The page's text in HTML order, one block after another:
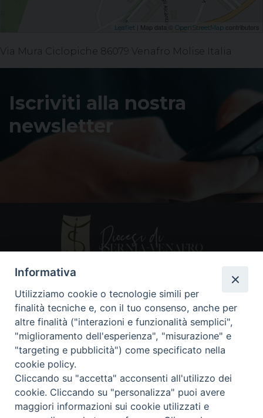
Leaflet | Map data © OpenStreetMap contributors
Via Mura Ciclopiche 86079 Venafro Molise Italia
Iscriviti alla nostra
newsletter
Contatti
Piazza Andrea D'Isernia, 2
86170 Isernia
086550849
segreteria@diocesiiserniavenafro.it
I nostri social
Informativa
Utilizziamo cookie o tecnologie simili per
finalità tecniche e, con il tuo consenso, anche per
altre finalità ("interazioni e funzionalità semplici",
"miglioramento dell'esperienza", "misurazione" e
"targeting e pubblicità") come specificato nella
cookie policy.
Cliccando su "accetta" acconsenti all'utilizzo dei
cookie. Cliccando su "personalizza" puoi avere
maggiori informazioni sui cookie utilizzati e